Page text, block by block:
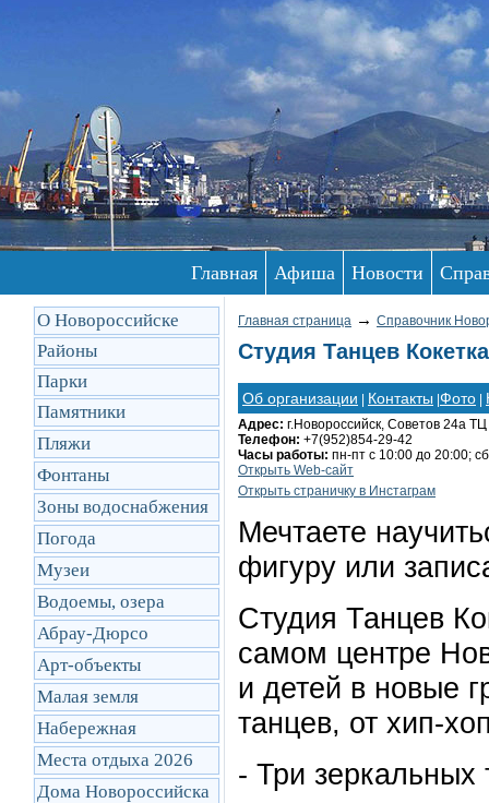
Главная Афиша Новости
О Новороссийске
Районы
Парки
Памятники
Пляжи
Фонтаны
Зоны водоснабжения
Погода
Музеи
Водоемы, озера
Абрау-Дюрсо
Арт-объекты
Малая земля
Набережная
Места отдыха 2026
Дома Новороссийска
Главная страница → Справочник
Студия Танцев
Об организации Контакты Фото
Адрес: г.Новороссийск, Советов 24а
Телефон: +7(952)854-29-42
Часы работы: пн-пт с 10:00 до 20:00;
Открыть Web-сайт
Открыть cтраничку в Инстаграм
Мечтаете
фигуру или
Студия Танцев
самом центре
и детей в новые
танцев, от хип-
- Три зеркальных